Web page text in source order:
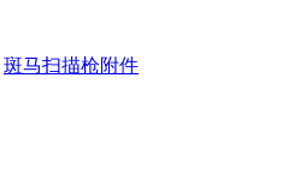
斑马扫描枪附件